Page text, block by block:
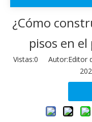
¿Cómo
pisos en
Vistas:0 Autor:Editor